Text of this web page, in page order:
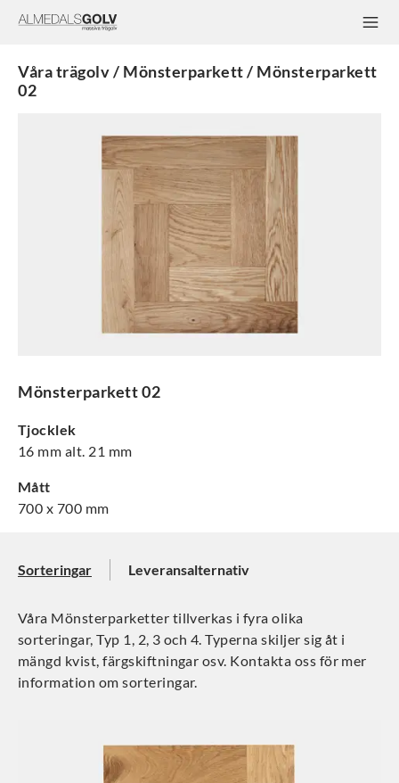
Våra trägolv / Mönsterparkett / Mönsterparkett
02
Mönsterparkett 02
Tjocklek
16 mm alt. 21 mm
Mått
700 x 700 mm
Sorteringar Leveransalternativ
Våra Mönsterparketter tillverkas i fyra olika
sorteringar, Typ 1, 2, 3 och 4. Typerna skiljer sig åt i
mängd kvist, färgskiftningar osv. Kontakta oss för mer
information om sorteringar.